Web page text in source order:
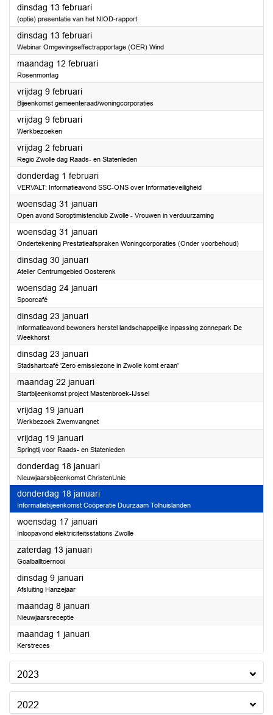
dinsdag 13 februari2024
(optie) presentatie van het NIOD-rapport
dinsdag 13 februari2024
Webinar Omgevingseffectrapportage (OER) Wind
maandag 12 februari2024
Rosenmontag
vrijdag 9 februari2024
Bijeenkomst gemeenteraad/woningcorporaties
vrijdag 9 februari2024
Werkbezoeken
vrijdag 2 februari2024
Regio Zwolle dag Raads- en Statenleden
donderdag 1 februari2024
VERVALT: Informatieavond SSC-ONS over Informatieveiligheid
woensdag 31 januari2024
Open avond Soroptimistenclub Zwolle - Vrouwen in verduurzaming
woensdag 31 januari2024
Ondertekening Prestatieafspraken Woningcorporaties (Onder voorbehoud)
dinsdag 30 januari2024
Atelier Centrumgebied Oosterenk
woensdag 24 januari2024
Spoorcafé
dinsdag 23 januari2024
Informatieavond bewoners herstel landschappelijke inpassing zonnepark De
Weekhorst
dinsdag 23 januari2024
Stadshartcafé 'Zero emissiezone in Zwolle komt eraan'
maandag 22 januari2024
Startbijeenkomst project Mastenbroek-IJssel
vrijdag 19 januari2024
Werkbezoek Zwemvangnet
vrijdag 19 januari2024
Springtij voor Raads- en Statenleden
donderdag 18 januari2024
Nieuwjaarsbijeenkomst ChristenUnie
donderdag 18 januari2024
Informatiebijeenkomst Coöperatie Duurzaam Tolhuislanden
woensdag 17 januari2024
Inloopavond elektriciteitsstations Zwolle
zaterdag 13 januari2024
Goalballtoernooi
dinsdag 9 januari2024
Afsluiting Hanzejaar
maandag 8 januari2024
Nieuwjaarsreceptie
maandag 1 januari2024
Kerstreces
2023
2022